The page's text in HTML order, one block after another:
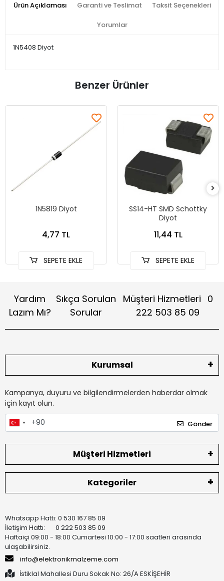
Ürün Açıklaması Garanti ve Teslimat Taksit Seçenekleri
Yorumlar
1N5408 Diyot
Benzer Ürünler
1N5819 Diyot
4,77 TL
SEPETE EKLE
SS14-HT SMD Schottky
Diyot
11,44 TL
SEPETE EKLE
Yardım
Lazım Mı?
Sıkça Sorulan
Sorular
Müşteri Hizmetleri 0
222 503 85 09
Kurumsal
Kampanya, duyuru ve bilgilendirmelerden haberdar olmak
için kayıt olun.
Gönder
Müşteri Hizmetleri
Kategoriler
Whatsapp Hattı: 0 530 167 85 09
İletişim Hattı: 0 222 503 85 09
Haftaiçi 09:00 - 18:00 Cumartesi 10:00 - 17:00 saatleri arasında
ulaşabilirsiniz.
info@elektronikmalzeme.com
İstiklal Mahallesi Duru Sokak No: 26/A ESKİŞEHİR